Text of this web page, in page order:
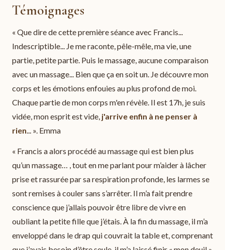
Témoignages
« Que dire de cette première séance avec Francis...
Indescriptible... Je me raconte, pêle-mêle, ma vie, une
partie, petite partie. Puis le massage, aucune comparaison
avec un massage... Bien que ça en soit un. Je découvre mon
corps et les émotions enfouies au plus profond de moi.
Chaque partie de mon corps m'en révèle. Il est 17h, je suis
vidée, mon esprit est vide, j'arrive enfin à ne penser à
rien ... ». Emma
« Francis a alors procédé au massage qui est bien plus
qu’un massage… , tout en me parlant pour m’aider à lâcher
prise et rassurée par sa respiration profonde, les larmes se
sont remises à couler sans s’arrêter. Il m’a fait prendre
conscience que j’allais pouvoir être libre de vivre en
oubliant la petite fille que j’étais. À la fin du massage, il m’a
enveloppé dans le drap qui couvrait la table et, comprenant